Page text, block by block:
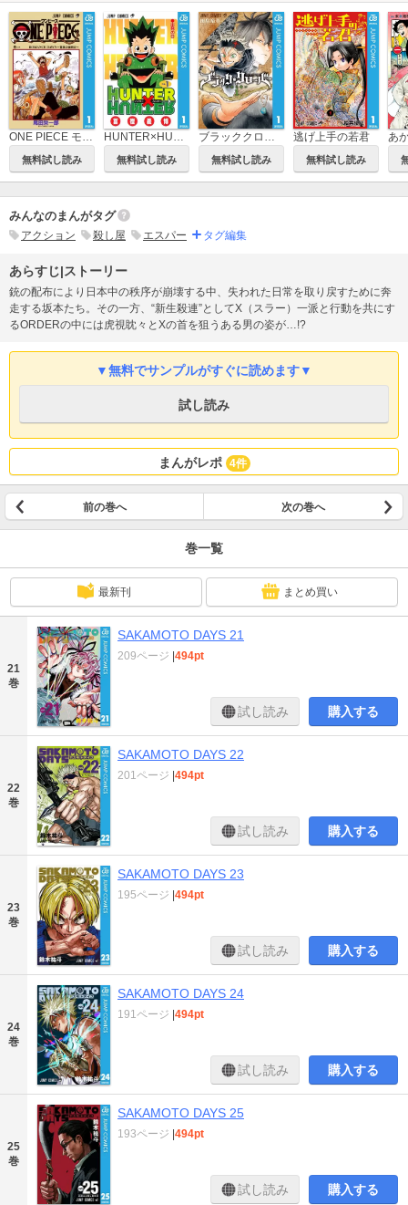
ONE PIECE モノクロ版
無料試し読み
HUNTER×HUNTER モノクロ版
無料試し読み 無料試し読み
逃げ上手の若君
無料試し読み
あ
みんなのまんがタグ
アクション 殺し屋 エスパー タグ編集
あらすじ|ストーリー
銃の配布により日本中の秩序が崩壊する中、失われた日常を取り戻すために奔
走する坂本たち。その一方、“新生殺連”としてX（スラー）一派と行動を共にす
るORDERの中には虎視眈々とXの首を狙うある男の姿が…!?
▼無料でサンプルがすぐに読めます▼
試し読み
まんがレポ 4件
前の巻へ 次の巻へ
巻一覧
最新刊 まとめ買い
21
巻
SAKAMOTO DAYS 21
209ページ 494pt
試し読み 購入する
22
巻
SAKAMOTO DAYS 22
201ページ 494pt
試し読み 購入する
23
巻
SAKAMOTO DAYS 23
195ページ 494pt
試し読み 購入する
24
巻
SAKAMOTO DAYS 24
191ページ 494pt
試し読み 購入する
25
巻
SAKAMOTO DAYS 25
193ページ 494pt
試し読み 購入する